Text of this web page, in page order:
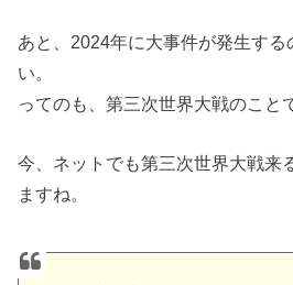
あと、2024年に大事件が発生する
い。
ってのも、第三次世界大戦のこと
今、ネットでも第三次世界大戦来
ますね。